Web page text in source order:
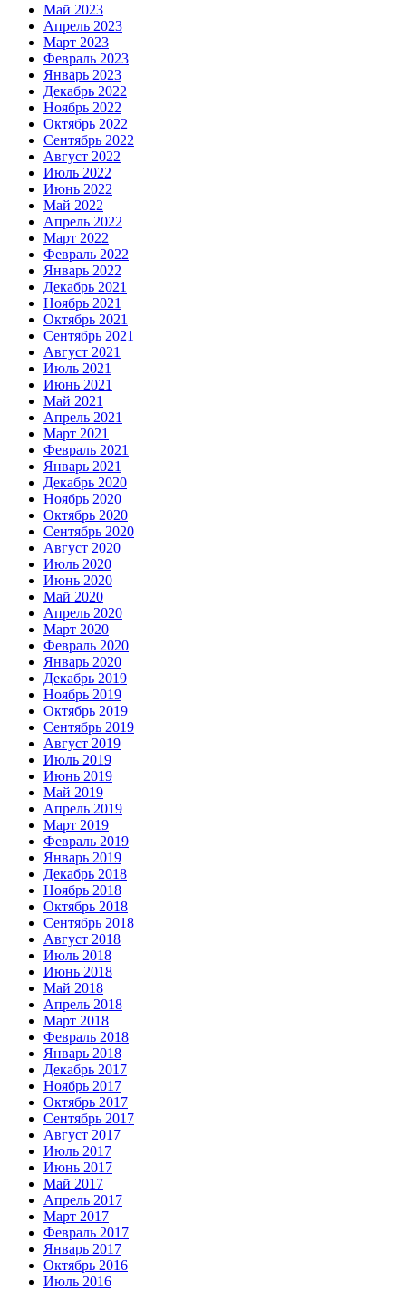
Май 2023
Апрель 2023
Март 2023
Февраль 2023
Январь 2023
Декабрь 2022
Ноябрь 2022
Октябрь 2022
Сентябрь 2022
Август 2022
Июль 2022
Июнь 2022
Май 2022
Апрель 2022
Март 2022
Февраль 2022
Январь 2022
Декабрь 2021
Ноябрь 2021
Октябрь 2021
Сентябрь 2021
Август 2021
Июль 2021
Июнь 2021
Май 2021
Апрель 2021
Март 2021
Февраль 2021
Январь 2021
Декабрь 2020
Ноябрь 2020
Октябрь 2020
Сентябрь 2020
Август 2020
Июль 2020
Июнь 2020
Май 2020
Апрель 2020
Март 2020
Февраль 2020
Январь 2020
Декабрь 2019
Ноябрь 2019
Октябрь 2019
Сентябрь 2019
Август 2019
Июль 2019
Июнь 2019
Май 2019
Апрель 2019
Март 2019
Февраль 2019
Январь 2019
Декабрь 2018
Ноябрь 2018
Октябрь 2018
Сентябрь 2018
Август 2018
Июль 2018
Июнь 2018
Май 2018
Апрель 2018
Март 2018
Февраль 2018
Январь 2018
Декабрь 2017
Ноябрь 2017
Октябрь 2017
Сентябрь 2017
Август 2017
Июль 2017
Июнь 2017
Май 2017
Апрель 2017
Март 2017
Февраль 2017
Январь 2017
Октябрь 2016
Июль 2016